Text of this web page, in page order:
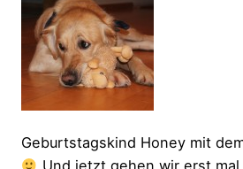
Geburtstagskind Honey mit